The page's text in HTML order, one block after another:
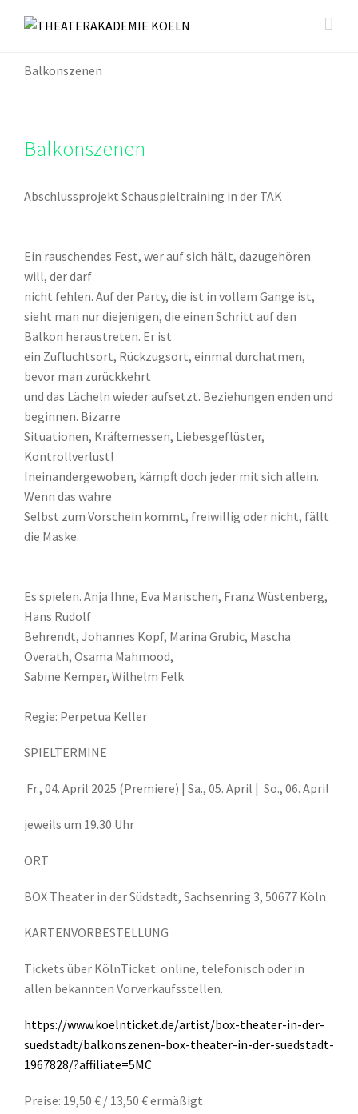
Balkonszenen
Balkonszenen
Abschlussprojekt Schauspieltraining in der TAK
Ein rauschendes Fest, wer auf sich hält, dazugehören
will, der darf
nicht fehlen. Auf der Party, die ist in vollem Gange ist,
sieht man nur diejenigen, die einen Schritt auf den
Balkon heraustreten. Er ist
ein Zufluchtsort, Rückzugsort, einmal durchatmen,
bevor man zurückkehrt
und das Lächeln wieder aufsetzt. Beziehungen enden und
beginnen. Bizarre
Situationen, Kräftemessen, Liebesgeflüster,
Kontrollverlust!
Ineinandergewoben, kämpft doch jeder mit sich allein.
Wenn das wahre
Selbst zum Vorschein kommt, freiwillig oder nicht, fällt
die Maske.
Es spielen. Anja Ihne, Eva Marischen, Franz Wüstenberg,
Hans Rudolf
Behrendt, Johannes Kopf, Marina Grubic, Mascha
Overath, Osama Mahmood,
Sabine Kemper, Wilhelm Felk
Regie: Perpetua Keller
SPIELTERMINE
Fr., 04. April 2025 (Premiere) | Sa., 05. April | So., 06. April
jeweils um 19.30 Uhr
ORT
BOX Theater in der Südstadt, Sachsenring 3, 50677 Köln
KARTENVORBESTELLUNG
Tickets über KölnTicket: online, telefonisch oder in
allen bekannten Vorverkaufsstellen.
https://www.koelnticket.de/artist/box-theater-in-der-
suedstadt/balkonszenen-box-theater-in-der-suedstadt-
1967828/?affiliate=5MC
Preise: 19,50 € / 13,50 € ermäßigt